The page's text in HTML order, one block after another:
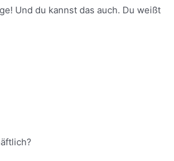
Und du kannst das auch. Du weißt